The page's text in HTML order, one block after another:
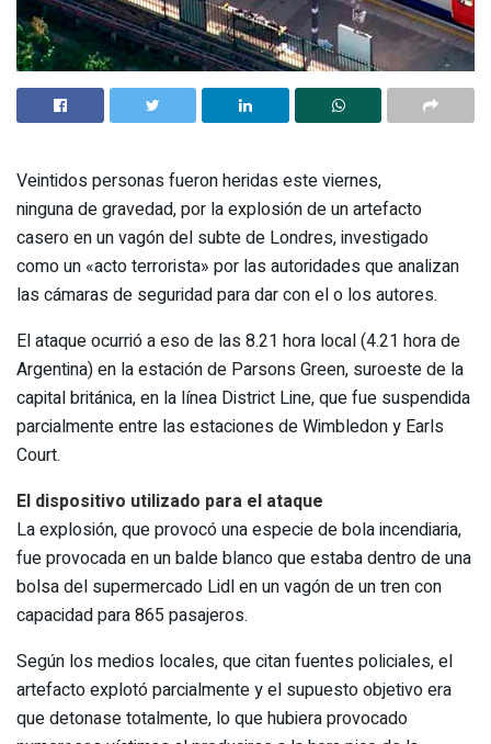
Veintidos personas fueron heridas este viernes,
ninguna de gravedad, por la explosión de un artefacto
casero en un vagón del subte de Londres, investigado
como un «acto terrorista» por las autoridades que analizan
las cámaras de seguridad para dar con el o los autores.
El ataque ocurrió a eso de las 8.21 hora local (4.21 hora de
Argentina) en la estación de Parsons Green, suroeste de la
capital británica, en la línea District Line, que fue suspendida
parcialmente entre las estaciones de Wimbledon y Earls
Court.
El dispositivo utilizado para el ataque
La explosión, que provocó una especie de bola incendiaria,
fue provocada en un balde blanco que estaba dentro de una
bolsa del supermercado Lidl en un vagón de un tren con
capacidad para 865 pasajeros.
Según los medios locales, que citan fuentes policiales, el
artefacto explotó parcialmente y el supuesto objetivo era
que detonase totalmente, lo que hubiera provocado